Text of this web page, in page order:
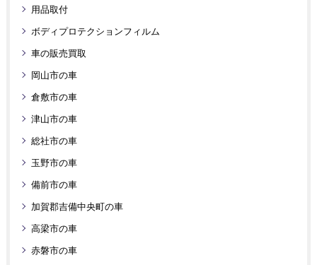
用品取付
ボディプロテクションフィルム
車の販売買取
岡山市の車
倉敷市の車
津山市の車
総社市の車
玉野市の車
備前市の車
加賀郡吉備中央町の車
高梁市の車
赤磐市の車